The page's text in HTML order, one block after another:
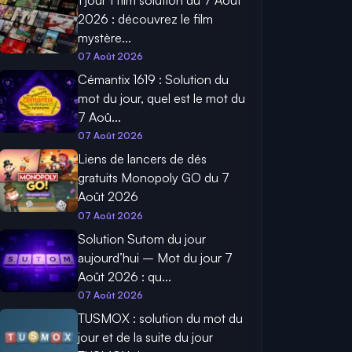
2026 : découvrez le film
mystère...
07 Août 2026
Cémantix 1619 : Solution du
mot du jour, quel est le mot du
7 Aoû...
07 Août 2026
Liens de lancers de dés
gratuits Monopoly GO du 7
Août 2026
07 Août 2026
Solution Sutom du jour
aujourd’hui – Mot du jour 7
Août 2026 : qu...
07 Août 2026
TUSMOX : solution du mot du
jour et de la suite du jour